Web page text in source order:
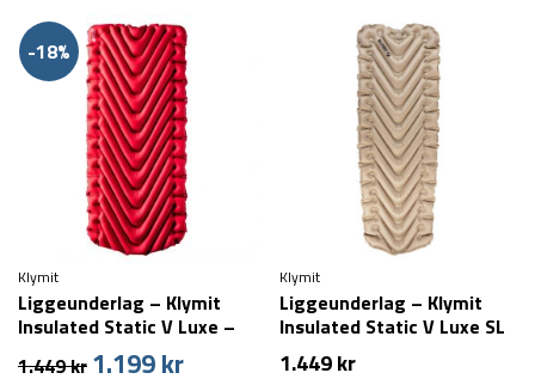
pris
var:
869 kr.
pris
er:
699 kr.
pris
var:
1.099 kr.
pris
er:
899 kr.
-18%
Klymit
Liggeunderlag – Klymit
Insulated Static V Luxe –
1.449kr Den
1.199krDen
Klymit
Liggeunderlag – Klymit
Insulated Static V Luxe SL
– Bred
1.449kr